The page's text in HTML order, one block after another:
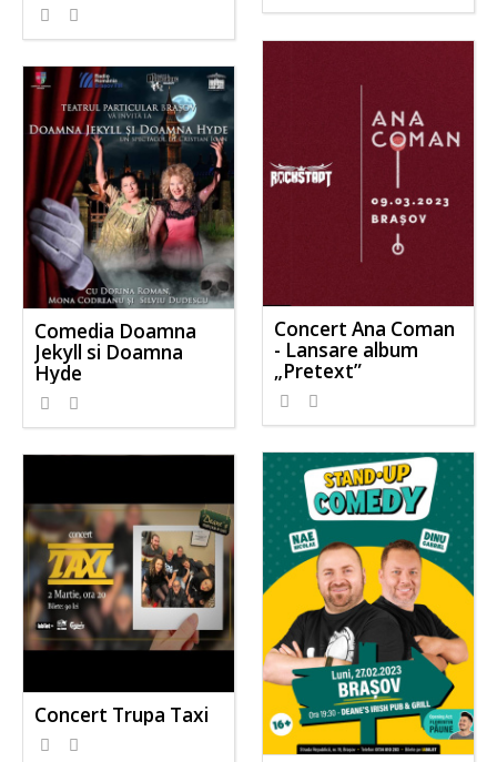
Concert Ana Coman
- Lansare album
„Pretext”
Comedia Doamna
Jekyll si Doamna
Hyde
Concert Trupa Taxi